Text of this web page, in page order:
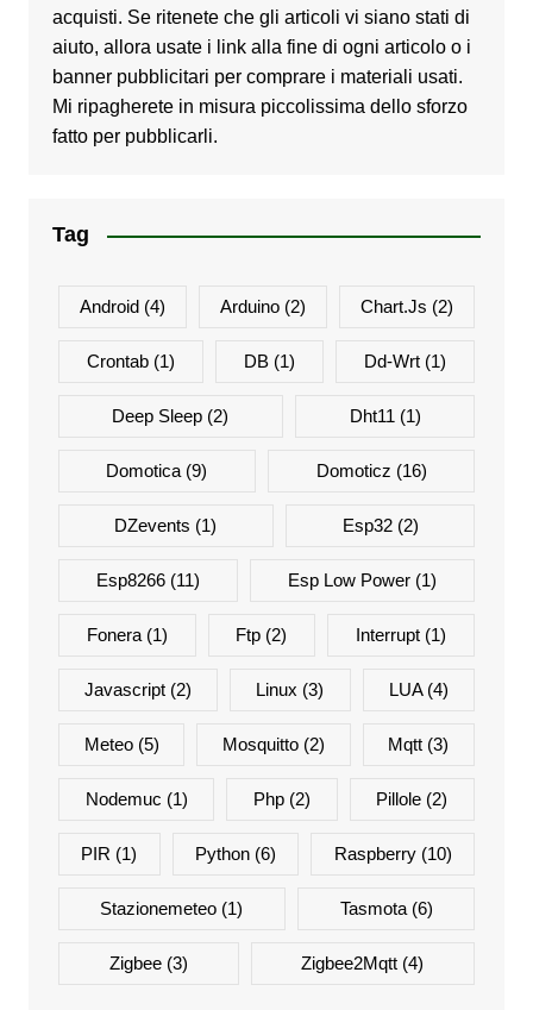
acquisti. Se ritenete che gli articoli vi siano stati di
aiuto, allora usate i link alla fine di ogni articolo o i
banner pubblicitari per comprare i materiali usati.
Mi ripagherete in misura piccolissima dello sforzo
fatto per pubblicarli.
Tag
Android(4) Arduino (2) Chart.js (2)
Crontab(1) DB (1) Dd-Wrt (1)
Deep Sleep (2) Dht11 (1)
Domotica (9) Domoticz (16)
DZevents (1) Esp32(2)
Esp8266(11) Esp Low Power (1)
Fonera(1) Ftp (2) Interrupt (1)
Javascript (2) Linux (3) LUA(4)
Meteo(5) Mosquitto(2) Mqtt (3)
Nodemuc (1) Php(2) Pillole (2)
PIR (1) Python(6) Raspberry(10)
Stazionemeteo (1) Tasmota(6)
Zigbee(3) Zigbee2Mqtt (4)